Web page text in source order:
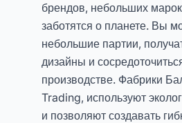
брендов, небольших
заботятся о планете. Вы
небольшие партии,
дизайны и
производстве. Фабрики
Trading, используют
и позволяют создавать